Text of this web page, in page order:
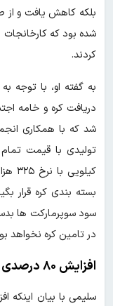
شده بود که کارخانجات
کردند.
به گفته او، با توجه
دریافت کره و خامه
شد که با همکاری
بسته بندی کره قرار
سود سوپرمارکت ها
در تامین کره نخواهد
افزایش ۸۰ درصدی قیمت کره معقول و منطقی است؟